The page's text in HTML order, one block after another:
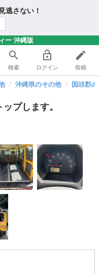
逃さない！
ー 沖縄版
検索 ログイン 投稿
沖縄県のその他 国頭郡
プします。